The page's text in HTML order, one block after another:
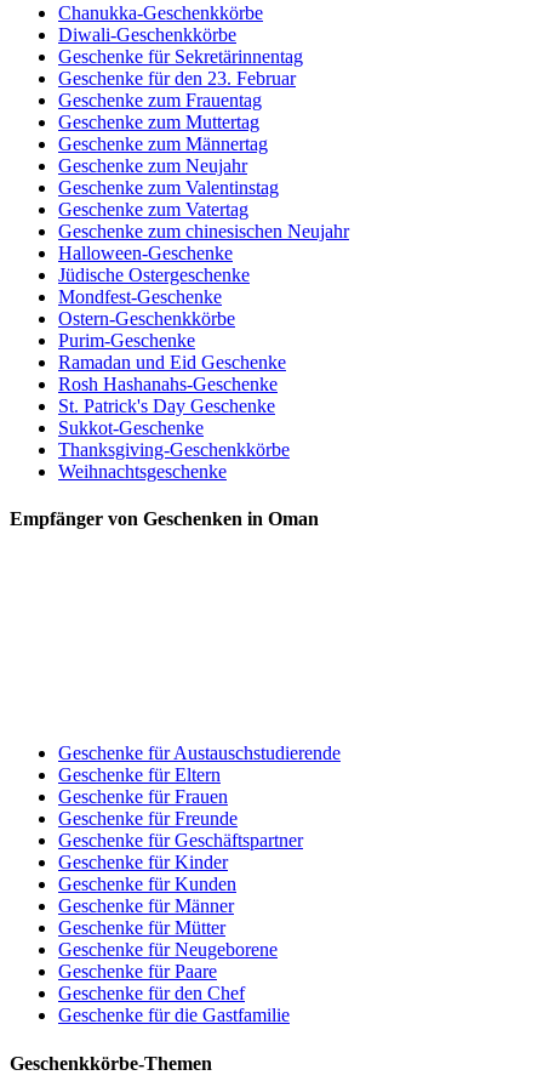
Chanukka-Geschenkkörbe
Diwali-Geschenkkörbe
Geschenke für Sekretärinnentag
Geschenke für den 23. Februar
Geschenke zum Frauentag
Geschenke zum Muttertag
Geschenke zum Männertag
Geschenke zum Neujahr
Geschenke zum Valentinstag
Geschenke zum Vatertag
Geschenke zum chinesischen Neujahr
Halloween-Geschenke
Jüdische Ostergeschenke
Mondfest-Geschenke
Ostern-Geschenkkörbe
Purim-Geschenke
Ramadan und Eid Geschenke
Rosh Hashanahs-Geschenke
St. Patrick's Day Geschenke
Sukkot-Geschenke
Thanksgiving-Geschenkkörbe
Weihnachtsgeschenke
Empfänger von Geschenken in Oman
Geschenke für Austauschstudierende
Geschenke für Eltern
Geschenke für Frauen
Geschenke für Freunde
Geschenke für Geschäftspartner
Geschenke für Kinder
Geschenke für Kunden
Geschenke für Männer
Geschenke für Mütter
Geschenke für Neugeborene
Geschenke für Paare
Geschenke für den Chef
Geschenke für die Gastfamilie
Geschenkkörbe-Themen